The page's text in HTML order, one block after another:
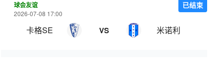
球会友谊
2026-07-08 17:00
卡格SE VS 米诺利
已结束